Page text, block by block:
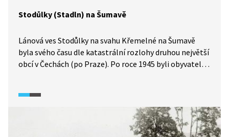
Stodůlky (Stadln) na Šumavě
Lánová ves Stodůlky na svahu Křemelné na Šumavě
byla svého času dle katastrální rozlohy druhou největší
obcí v Čechách (po Praze). Po roce 1945 byli obyvatelé
V dokumentu Boží mlýny z roku 2015 uvidíte vzpomínky
pamětnice na Stodůlky, stavbu železné opony